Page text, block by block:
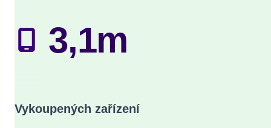
3,1m
Vykoupených zařízení